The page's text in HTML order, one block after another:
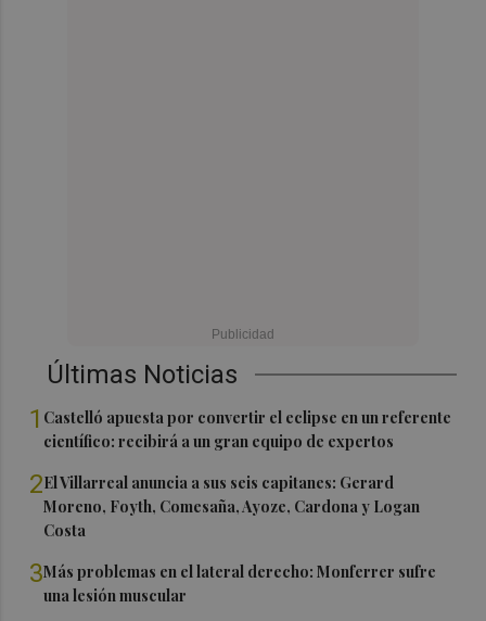
Últimas Noticias
1 Castelló apuesta por convertir el eclipse en un referente
científico: recibirá a un gran equipo de expertos
2El Villarreal anuncia a sus seis capitanes: Gerard
Moreno, Foyth, Comesaña, Ayoze, Cardona y Logan
Costa
3Más problemas en el lateral derecho: Monferrer sufre
una lesión muscular